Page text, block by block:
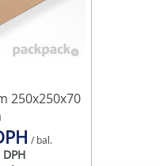
250x250x70
/ bal.